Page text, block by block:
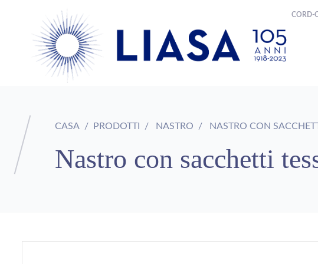
CORD-
CASA PRODOTTI NASTRO NASTRO CON
Nastro con sacchetti